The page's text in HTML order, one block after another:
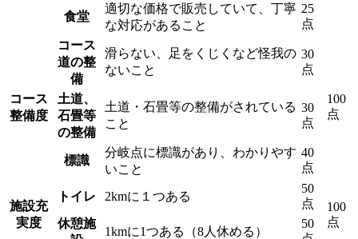
食堂
適切な価格で販売していて、丁寧
な対応があること
25
点
コース
整備度
コース
道の整
備
滑らない、足をくじくなど怪我の
ないこと
30
点
100
点
土道、
石畳等
の整備
土道・石畳等の整備がされている
こと
30
点
標識
分岐点に標識があり、わかりやす
いこと
40
点
施設充
実度
トイレ 2kmに１つある
50
点
100
点
休憩施
1kmに1つある（8人休める）
50